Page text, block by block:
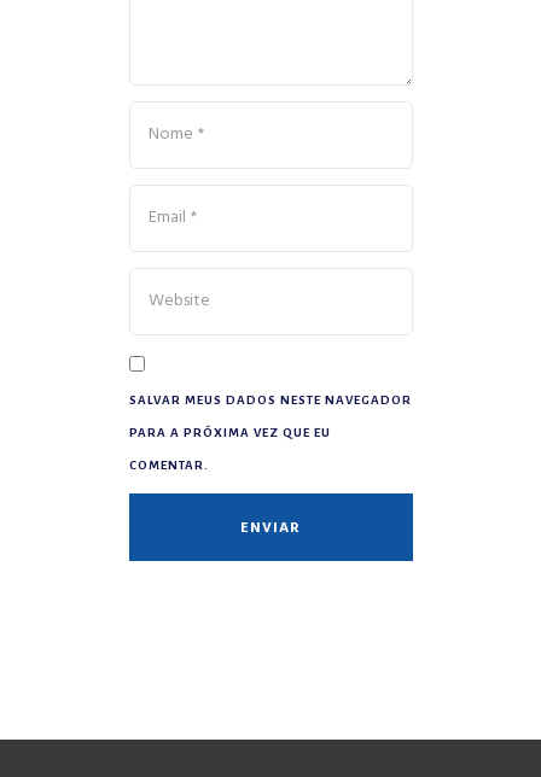
SALVAR MEUS DADOS NESTE NAVEGADOR
PARA A PRÓXIMA VEZ QUE EU
COMENTAR.